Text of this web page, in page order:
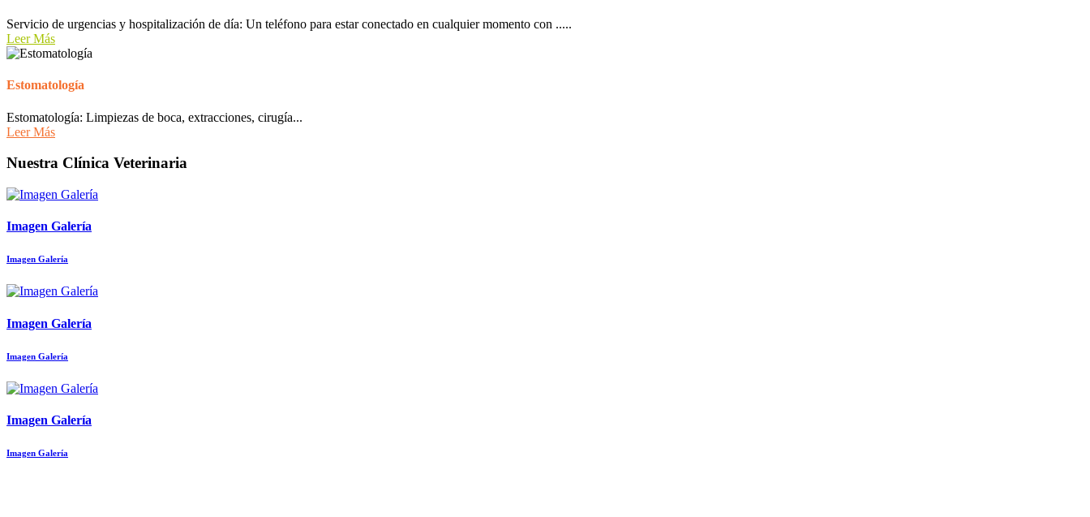
Servicio de urgencias y hospitalización de día: Un teléfono para estar conectado en cualquier momento con .....
Leer Más
Estomatología
Estomatología: Limpiezas de boca, extracciones, cirugía...
Leer Más
Nuestra Clínica Veterinaria
Imagen Galería
Imagen Galería
Imagen Galería
Imagen Galería
Imagen Galería
Imagen Galería